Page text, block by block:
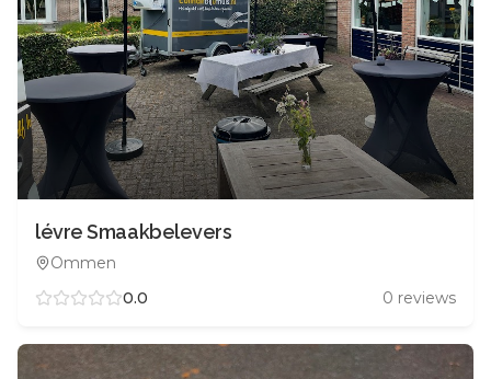
lévre Smaakbelevers
Ommen
0.0
0 reviews